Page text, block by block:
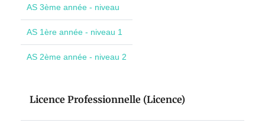
AS 3ème année - niveau
AS 1ère année - niveau 1
AS 2ème année - niveau 2
Licence Professionnelle (Licence)